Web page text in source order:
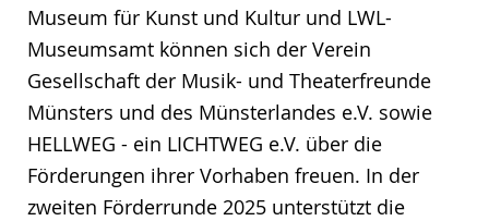
Museum für Kunst und Kultur und LWL-
Museumsamt können sich der Verein
Gesellschaft der Musik- und Theaterfreunde
Münsters und des Münsterlandes e.V. sowie
HELLWEG - ein LICHTWEG e.V. über die
Förderungen ihrer Vorhaben freuen. In der
zweiten Förderrunde 2025 unterstützt die